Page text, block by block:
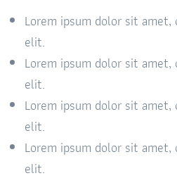
Lorem ipsum dolor sit
elit.
Lorem ipsum dolor sit
elit.
Lorem ipsum dolor sit
elit.
Lorem ipsum dolor sit
elit.